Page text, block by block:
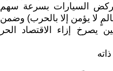
السيارات بسرعة سهم
لا يؤمن إلا بالحرب) وضمن
إزاء الاقتصاد الحر